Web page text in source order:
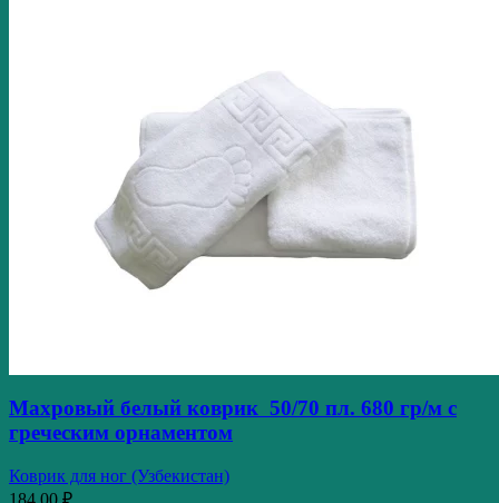
Махровый белый коврик 50/70 пл. 680 гр/м с
греческим орнаментом
Коврик для ног (Узбекистан)
184,00 ₽